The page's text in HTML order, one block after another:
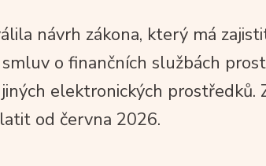
návrh zákona, který má
o finančních službách
elektronických prostředků.
od června 2026.